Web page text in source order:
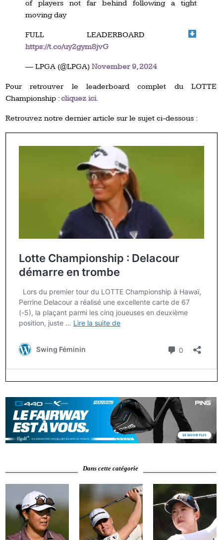
of players not far behind following a tight
moving day
FULL LEADERBOARD
https://t.co/uy2gym8jvG
— LPGA (@LPGA)November 9, 2024
Pour retrouver le leaderboard complet du LOTTE
Championship :cliquez ici.
Retrouvez notre dernier article sur le sujet ci-dessous :
Dans cette catégorie